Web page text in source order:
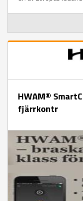
HWAM®
fjärrkontr